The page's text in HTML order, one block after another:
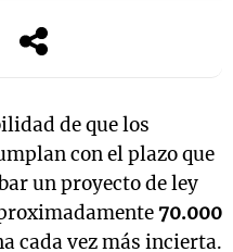
de que los
con el plazo que
un proyecto de ley
70.000
cada vez más incierta.